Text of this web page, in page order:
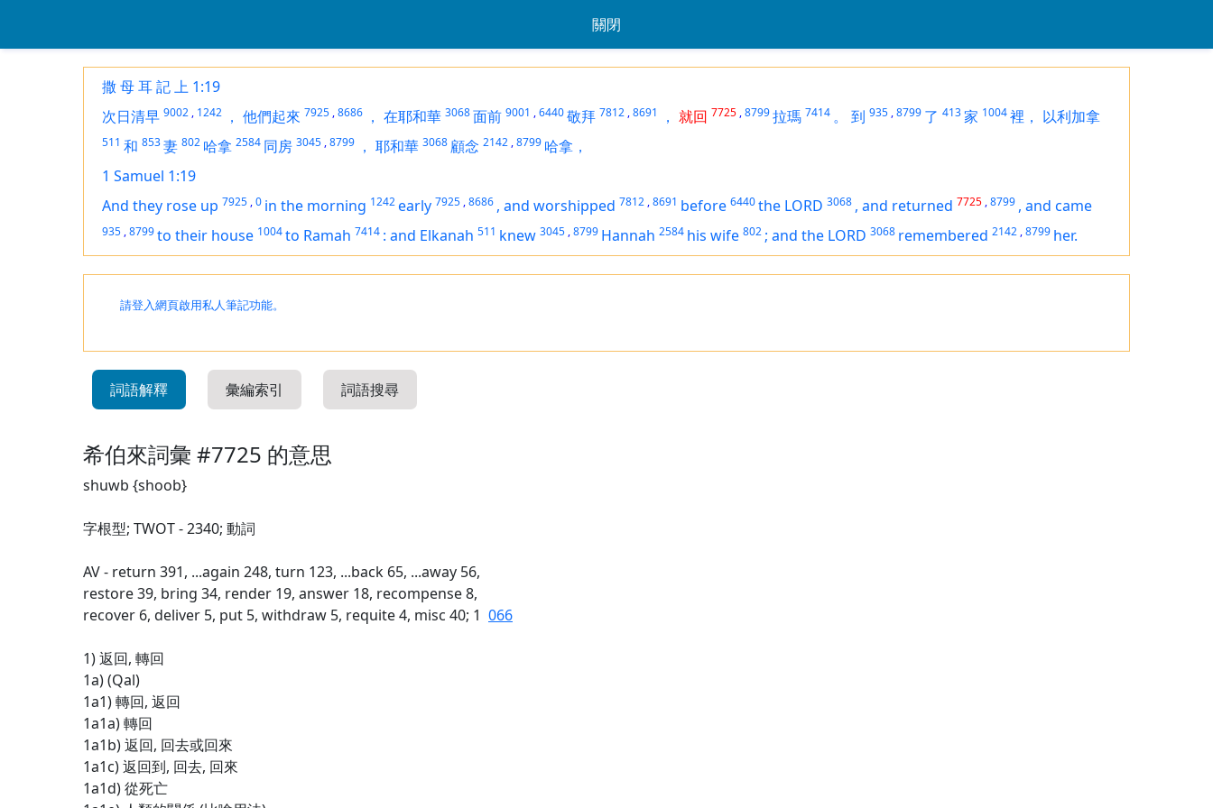
關閉
撒 母 耳 記 上 1:19
次日清早 9002 , 1242 ， 他們起來 7925 ,8686 ， 在耶和華 3068面前 9001 ,6440敬拜 7812 ,8691 ， 就回 7725 ,8799拉瑪 7414 。 到 935 ,8799 了 413家 1004裡， 以利加拿
511 和 853妻 802 哈拿 2584 同房 3045 ,8799 ， 耶和華 3068 顧念 2142 ,8799 哈拿，
1 Samuel 1:19
And they rose up 7925 ,0 in the morning 1242early 7925 ,8686 , and worshipped 7812 ,8691 before 6440the LORD 3068 , and returned 7725 ,8799 , and came
935 ,8799to their house 1004to Ramah 7414 : and Elkanah 511 knew 3045 ,8799 Hannah 2584 his wife 802 ; and the LORD 3068 remembered 2142 ,8799 her.
請登入網頁啟用私人筆記功能。
詞語解釋 彙編索引 詞語搜尋
希伯來詞彙 #7725 的意思
shuwb {shoob}
字根型; TWOT - 2340; 動詞
AV - return 391, ...again 248, turn 123, ...back 65, ...away 56,
restore 39, bring 34, render 19, answer 18, recompense 8,
recover 6, deliver 5, put 5, withdraw 5, requite 4, misc 40; 1 066
1) 返回, 轉回
1a) (Qal)
1a1) 轉回, 返回
1a1a) 轉回
1a1b) 返回, 回去或回來
1a1c) 返回到, 回去, 回來
1a1d) 從死亡